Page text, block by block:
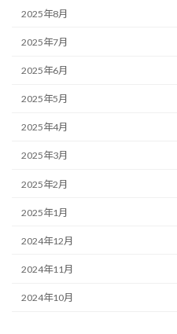
2025年8月
2025年7月
2025年6月
2025年5月
2025年4月
2025年3月
2025年2月
2025年1月
2024年12月
2024年11月
2024年10月